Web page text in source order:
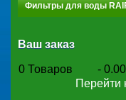
Фильтры для воды
Ваш заказ
0 Товаров -
Перейти